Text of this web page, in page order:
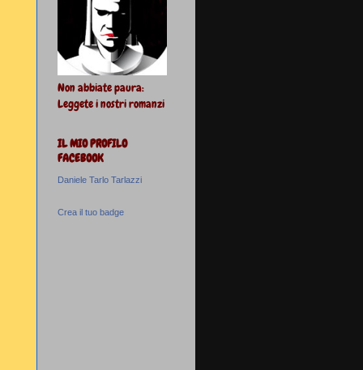
Non abbiate paura:
Leggete i nostri romanzi
IL MIO PROFILO
FACEBOOK
Daniele Tarlo Tarlazzi
Crea il tuo badge